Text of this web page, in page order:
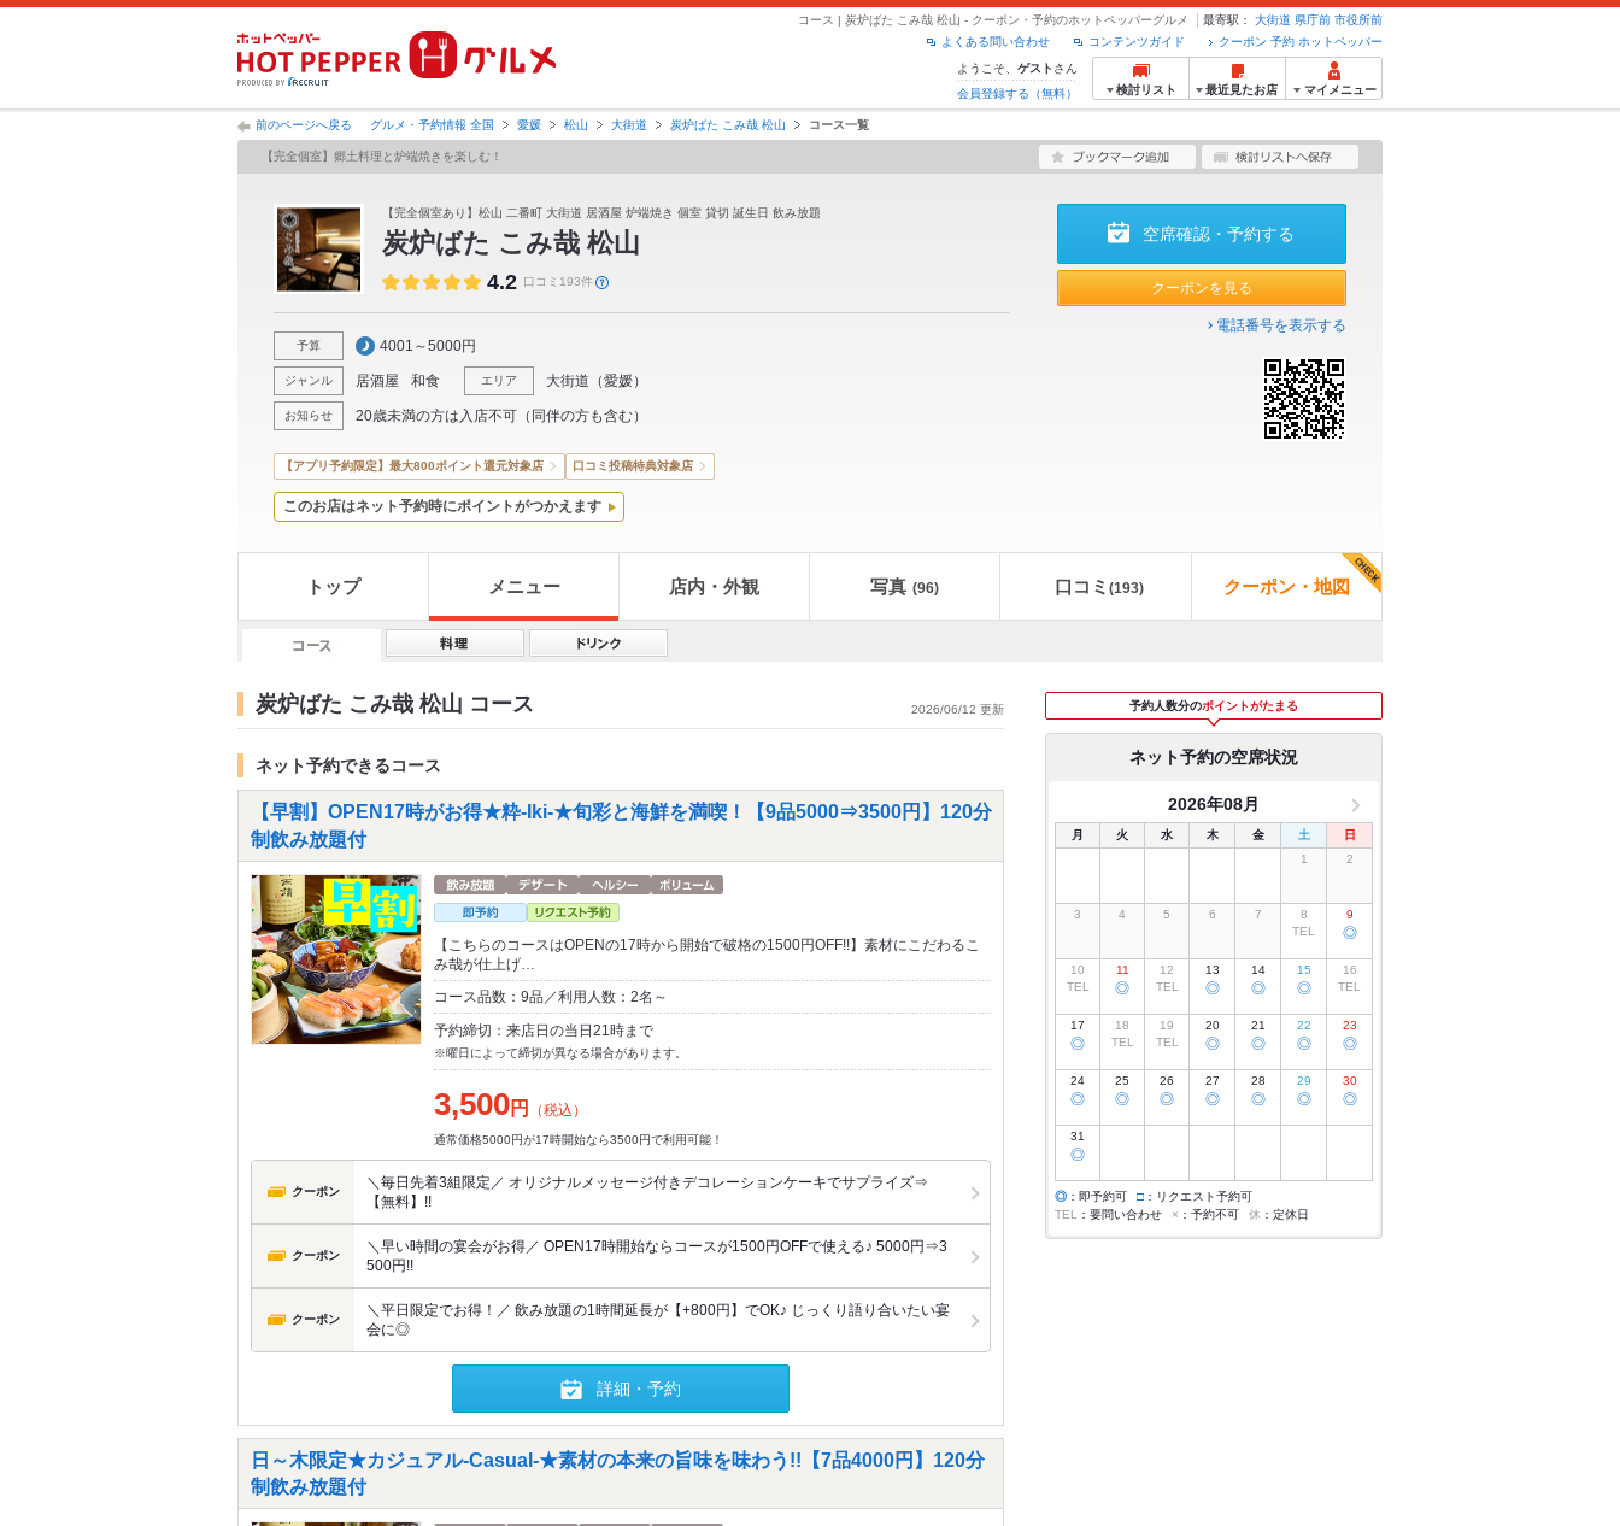
コース | 炭炉ばた こみ哉 松山 - クーポン・予約のホットペッパーグルメ 最寄駅： 大街道 県庁前 市役所前
クーポン 予約 ホットペッパー
コンテンツガイド
よくある問い合わせ
ようこそ、 ゲスト さん
会員登録する（無料）
検討リスト 最近見たお店 マイメニュー
前のページへ戻る グルメ・予約情報 全国 愛媛 松山 大街道 炭炉ばた こみ哉 松山 コース一覧
【完全個室】郷土料理と炉端焼きを楽しむ！
【完全個室あり】松山 二番町 大街道 居酒屋 炉端焼き 個室 貸切 誕生日 飲み放題
炭炉ばた こみ哉 松山
4.2 口コミ193件
予算 4001～5000円
ジャンル 居酒屋 和食 エリア 大街道 （愛媛）
お知らせ 20歳未満の方は入店不可（同伴の方も含む）
空席確認・予約する
クーポンを見る
電話番号を表示する
【アプリ予約限定】最大800ポイント還元対象店 口コミ投稿特典対象店
このお店はネット予約時にポイントがつかえます
トップ メニュー 店内・外観 写真 (96) 口コミ (193) クーポン・地図
炭炉ばた こみ哉 松山 コース 2026/06/12 更新
ネット予約できるコース
【早割】OPEN17時がお得★粋-Iki-★旬彩と海鮮を満喫！【9品5000⇒3500円】120分
制飲み放題付
【こちらのコースはOPENの17時から開始で破格の1500円OFF!!】素材にこだわるこ
み哉が仕上げ…
コース品数：9品／利用人数：2名～
予約締切：来店日の当日21時まで
※曜日によって締切が異なる場合があります。
3,500円 （税込）
通常価格5000円が17時開始なら3500円で利用可能！
クーポン
＼毎日先着3組限定／ オリジナルメッセージ付きデコレーションケーキでサプライズ⇒
【無料】!!
クーポン
＼早い時間の宴会がお得／ OPEN17時開始ならコースが1500円OFFで使える♪ 5000円⇒3
500円!!
クーポン
＼平日限定でお得！／ 飲み放題の1時間延長が【+800円】でOK♪ じっくり語り合いたい宴
会に◎
詳細・予約
日～木限定★カジュアル-Casual-★素材の本来の旨味を味わう!!【7品4000円】120分
制飲み放題付
予約人数分のポイントがたまる
ネット予約の空席状況
2026年08月
月 火 水 木 金 土
日
1
2
3 4 5 6 7
8
TEL
9
◎
10
TEL
11
◎
12
TEL
13
◎
14
◎
15
◎
16
TEL
17
◎
18
TEL
19
TEL
20
◎
21
◎
22
◎
23
◎
24
◎
25
◎
26
◎
27
◎
28
◎
29
◎
30
◎
31
◎
◎ ：即予約可 □ ：リクエスト予約可
TEL
：要問い合わせ × ：予約不可 休 ：定休日